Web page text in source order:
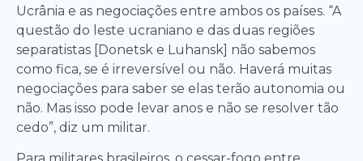
Ucrânia e as negociações entre ambos os países. “A
questão do leste ucraniano e das duas regiões
separatistas [Donetsk e Luhansk] não sabemos
como fica, se é irreversível ou não. Haverá muitas
negociações para saber se elas terão autonomia ou
não. Mas isso pode levar anos e não se resolver tão
cedo”, diz um militar.